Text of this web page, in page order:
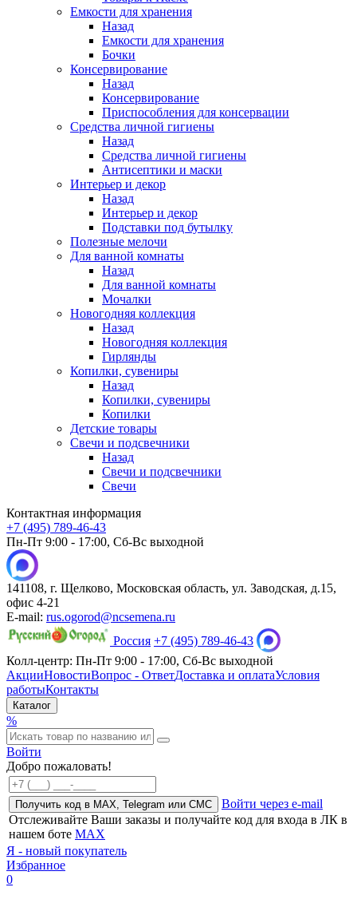
Емкости для хранения
Назад
Емкости для хранения
Бочки
Консервирование
Назад
Консервирование
Приспособления для консервации
Средства личной гигиены
Назад
Средства личной гигиены
Антисептики и маски
Интерьер и декор
Назад
Интерьер и декор
Подставки под бутылку
Полезные мелочи
Для ванной комнаты
Назад
Для ванной комнаты
Мочалки
Новогодняя коллекция
Назад
Новогодняя коллекция
Гирлянды
Копилки, сувениры
Назад
Копилки, сувениры
Копилки
Детские товары
Свечи и подсвечники
Назад
Свечи и подсвечники
Свечи
Контактная информация
+7 (495) 789-46-43
Пн-Пт 9:00 - 17:00, Сб-Вс выходной
141108, г. Щелково, Московская область, ул. Заводская, д.15,
офис 4-21
E-mail: rus.ogorod@ncsemena.ru
Россия +7 (495) 789-46-43
Колл-центр: Пн-Пт 9:00 - 17:00, Сб-Вс выходной
АкцииНовостиВопрос - ОтветДоставка и оплатаУсловия
работыКонтакты
Каталог
%
Войти
Добро пожаловать!
Получить код в MAX, Telegram или СМС
Войти через e-mail
Отслеживайте Ваши заказы и получайте код для входа в ЛК в
нашем боте MAX
Я - новый покупатель
Избранное
0